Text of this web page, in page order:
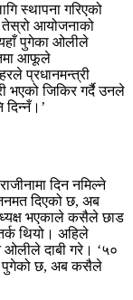
स्थापना गरिएको
आयोजनाको
पुगेका ओलीले
आफूले
प्रधानमन्त्री
भएको जिकिर गर्दै उनले
दिन्नँ।’
दिन नमिल्ने
दिएको छ, अब
भएकाले कसैले छाड
थियो। अहिले
ओलीले दाबी गरे। ‘५०
पुगेको छ, अब कसैले